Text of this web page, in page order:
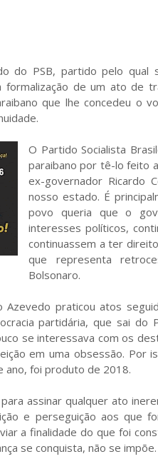
do PSB, partido pelo
de um ato de
que lhe concedeu o
O Partido Socialista
paraibano por tê-lo feito
ex-governador Ricardo
nosso estado. É
povo queria que o
interesses políticos,
continuassem a ter
que representa
Bolsonaro.
Azevedo praticou atos
partidária, que sai do
se interessava com os
em uma obsessão. Por
ano, foi produto de 2018.
assinar qualquer ato
e perseguição aos que
a finalidade do que foi
se conquista, não se impõe.